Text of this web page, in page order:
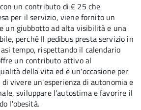
un contributo di € 25 che
per il servizio, viene fornito un
un giubbotto ad alta visibilità e una
perché Il pedibus presta servizio in
tempo, rispettando il calendario
un contributo attivo al
della vita ed è un'occasione per
vivere un'esperienza di autonomia e
sviluppare l'autostima e favorire il
l'obesità.